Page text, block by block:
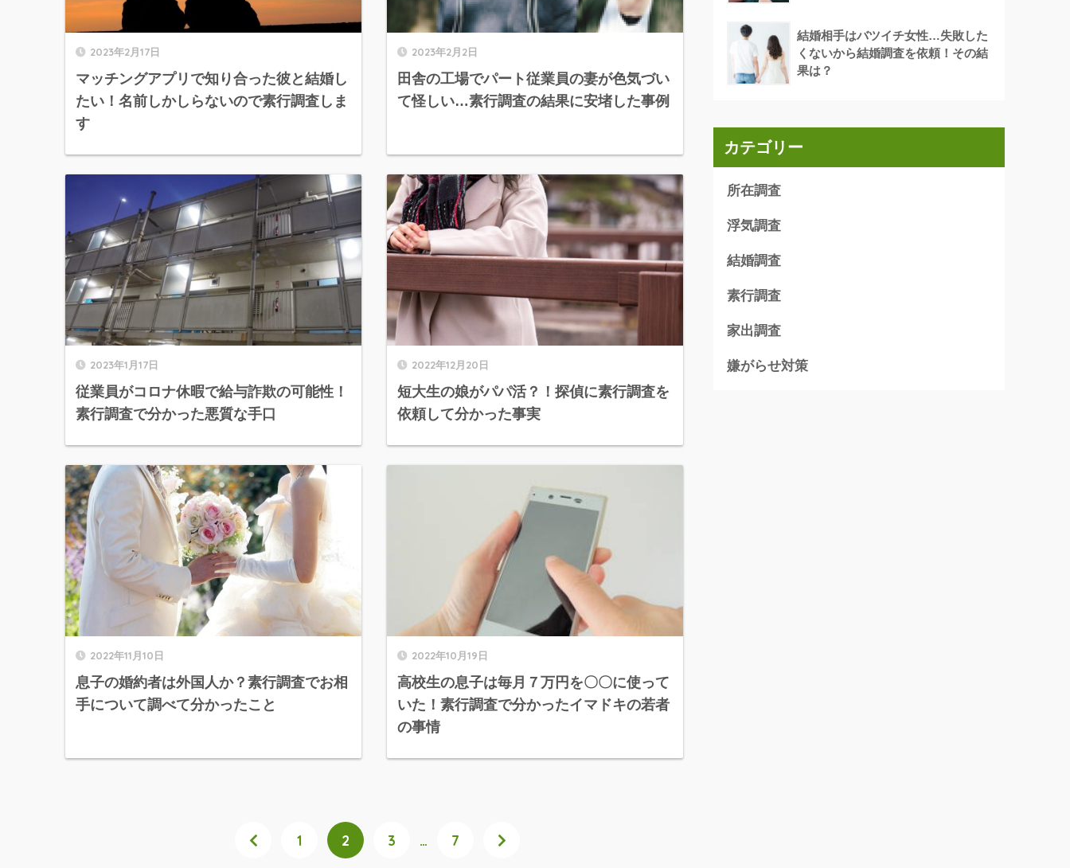
2023年2月17日
マッチングアプリで知り合った彼と結婚し
たい！名前しかしらないので素行調査しま
す
2023年2月2日
田舎の工場でパート従業員の妻が色気づい
て怪しい…素行調査の結果に安堵した事例
2023年1月17日
従業員がコロナ休暇で給与詐欺の可能性！
素行調査で分かった悪質な手口
2022年12月20日
短大生の娘がパパ活？！探偵に素行調査を
依頼して分かった事実
2022年11月10日
息子の婚約者は外国人か？素行調査でお相
手について調べて分かったこと
2022年10月19日
高校生の息子は毎月７万円を〇〇に使って
いた！素行調査で分かったイマドキの若者
の事情
1 2 3 … 7
結婚相手はバツイチ女性…失敗した
くないから結婚調査を依頼！その結
果は？
カテゴリー
所在調査
浮気調査
結婚調査
素行調査
家出調査
嫌がらせ対策